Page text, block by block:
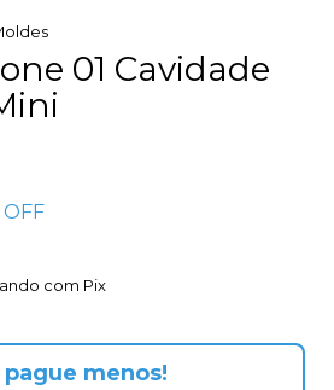
01 Cavidade
OFF
com Pix
menos!